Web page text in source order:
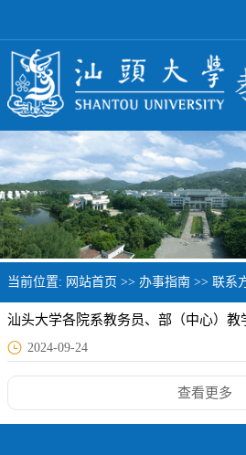
当前位置: 网站首页 >> 办事指南 >> 联系
汕头大学各院系教务员、部（中心）教
2024-09-24
查看更多